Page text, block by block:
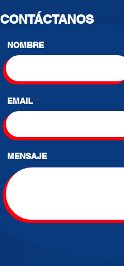
CONTÁCTANOS
NOMBRE
EMAIL
MENSAJE